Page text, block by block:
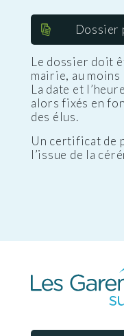
Dossier
Le dossier doit
mairie, au
La date et
alors fixés en
des élus.
Un certificat de
l’issue de la